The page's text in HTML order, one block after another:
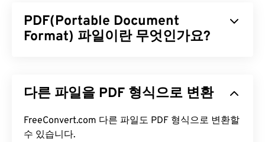
PDF(Portable Document
Format) 파일이란 무엇인가요?
로, 오늘날 가장 널리 사용되는 파일 형식 중 하나입
그대로 유지할 수 있기 때문입니다. PDF 파일은 어떤
기기나 운영 체제에서든 항상 동일하게 표시됩니다.
다른 파일을 PDF 형식으로 변환
FreeConvert.com 다른 파일도 PDF 형식으로 변환할
수 있습니다.